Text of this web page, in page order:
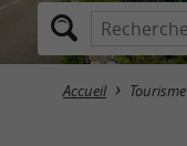
Accueil Tourisme